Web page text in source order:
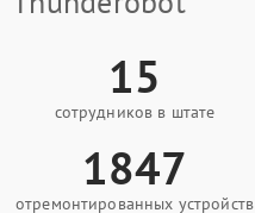
15
сотрудников в штате
1847
отремонтированных устройств